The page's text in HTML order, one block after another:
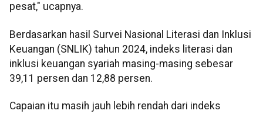
pesat," ucapnya.
Berdasarkan hasil Survei Nasional Literasi dan Inklusi
Keuangan (SNLIK) tahun 2024, indeks literasi dan
inklusi keuangan syariah masing-masing sebesar
39,11 persen dan 12,88 persen.
Capaian itu masih jauh lebih rendah dari indeks